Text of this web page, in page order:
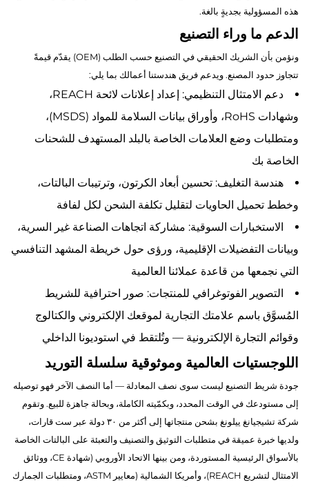
هذه المسؤولية بجديةٍ بالغة.
الدعم ما وراء التصنيع
ونؤمن بأن الشريك الحقيقي في التصنيع حسب الطلب (OEM) يقدّم قيمةً
تتجاوز حدود المصنع. ويدعم فريق هندستنا أعمالك بما يلي:
دعم الامتثال التنظيمي: إعداد إعلانات لائحة REACH،
وشهادات RoHS، وأوراق بيانات السلامة للمواد (MSDS)،
ومتطلبات وضع العلامات الخاصة بالبلد المستهدف للشحنات
الخاصة بك
هندسة التغليف: تحسين أبعاد الكرتون، وترتيبات البالتات،
وخطط تحميل الحاويات لتقليل تكلفة الشحن لكل لفافة
الاستخبارات السوقية: مشاركة اتجاهات الصناعة غير السرية،
وبيانات التفضيلات الإقليمية، ورؤى حول خريطة المشهد التنافسي
التي نجمعها من قاعدة عملائنا العالمية
التصوير الفوتوغرافي للمنتجات: صور احترافية للشريط
المُسوَّق باسم علامتك التجارية لموقعك الإلكتروني والكتالوج
وقوائم التجارة الإلكترونية — وتُلتقط في استوديونا الداخلي
اللوجستيات العالمية وموثوقية سلسلة التوريد
جودة شريط التصنيع ليست سوى نصف المعادلة — أما النصف الآخر فهو توصيله
إلى مستودعك في الوقت المحدد، وبكمّيته الكاملة، وبحالة جاهزة للبيع. وتقوم
شركة تشيجيانغ ييلونغ بشحن منتجاتها إلى أكثر من ٣٠ دولة عبر ست قارات،
ولديها خبرة عميقة في متطلبات التوثيق والتصنيف والتعبئة على البالتات الخاصة
بالأسواق الرئيسية المستوردة، ومن بينها الاتحاد الأوروبي (شهادة CE، ووثائق
الامتثال لتشريع REACH)، وأمريكا الشمالية (معايير ASTM، ومتطلبات الجمارك